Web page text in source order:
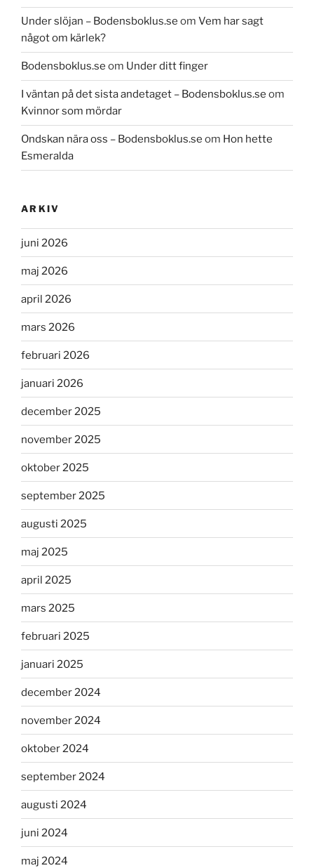
Under slöjan – Bodensboklus.se om Vem har sagt
något om kärlek?
Bodensboklus.se om Under ditt finger
I väntan på det sista andetaget – Bodensboklus.se om
Kvinnor som mördar
Ondskan nära oss – Bodensboklus.se om Hon hette
Esmeralda
ARKIV
juni 2026
maj 2026
april 2026
mars 2026
februari 2026
januari 2026
december 2025
november 2025
oktober 2025
september 2025
augusti 2025
maj 2025
april 2025
mars 2025
februari 2025
januari 2025
december 2024
november 2024
oktober 2024
september 2024
augusti 2024
juni 2024
maj 2024